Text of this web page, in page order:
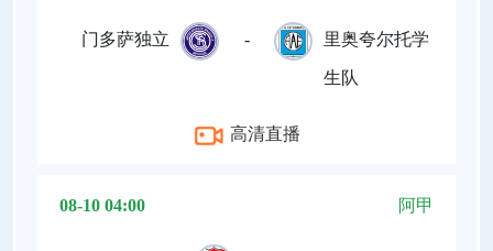
门多萨独立 - 里奥夸尔托学
生队
高清直播
08-10 04:00 阿甲